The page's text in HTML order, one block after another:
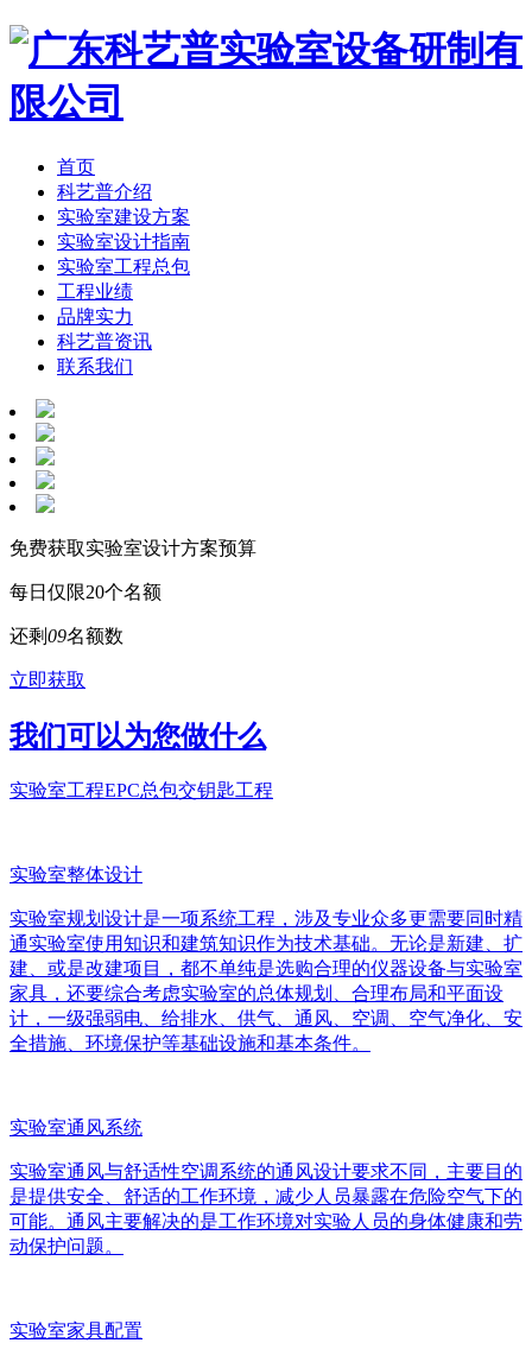
首页
科艺普介绍
实验室建设方案
实验室设计指南
实验室工程总包
工程业绩
品牌实力
科艺普资讯
联系我们
免费获取实验室设计方案预算
每日仅限20个名额
还剩09名额数
立即获取
我们可以为您做什么
实验室工程EPC总包交钥匙工程
实验室整体设计
实验室规划设计是一项系统工程，涉及专业众多更需要同时精
通实验室使用知识和建筑知识作为技术基础。无论是新建、扩
建、或是改建项目，都不单纯是选购合理的仪器设备与实验室
家具，还要综合考虑实验室的总体规划、合理布局和平面设
计，一级强弱电、给排水、供气、通风、空调、空气净化、安
全措施、环境保护等基础设施和基本条件。
实验室通风系统
实验室通风与舒适性空调系统的通风设计要求不同，主要目的
是提供安全、舒适的工作环境，减少人员暴露在危险空气下的
可能。通风主要解决的是工作环境对实验人员的身体健康和劳
动保护问题。
实验室家具配置